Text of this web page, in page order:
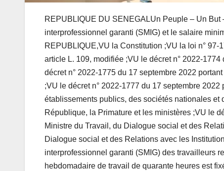
REPUBLIQUE DU SENEGALUn Peuple – Un
interprofessionnel garanti (SMIG) et le salaire
REPUBLIQUE,VU la Constitution ;VU la loi n°
article L. 109, modifiée ;VU le décret n° 2022-
décret n° 2022-1775 du 17 septembre 2022
;VU le décret n° 2022-1777 du 17 septembre
établissements publics, des sociétés nationales
République, la Primature et les ministères ;VU le
Ministre du Travail, du Dialogue social et des
Dialogue social et des Relations avec les
interprofessionnel garanti (SMIG) des travailleurs
hebdomadaire de travail de quarante heures est